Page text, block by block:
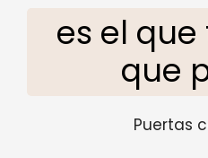
es el
que
Puertas